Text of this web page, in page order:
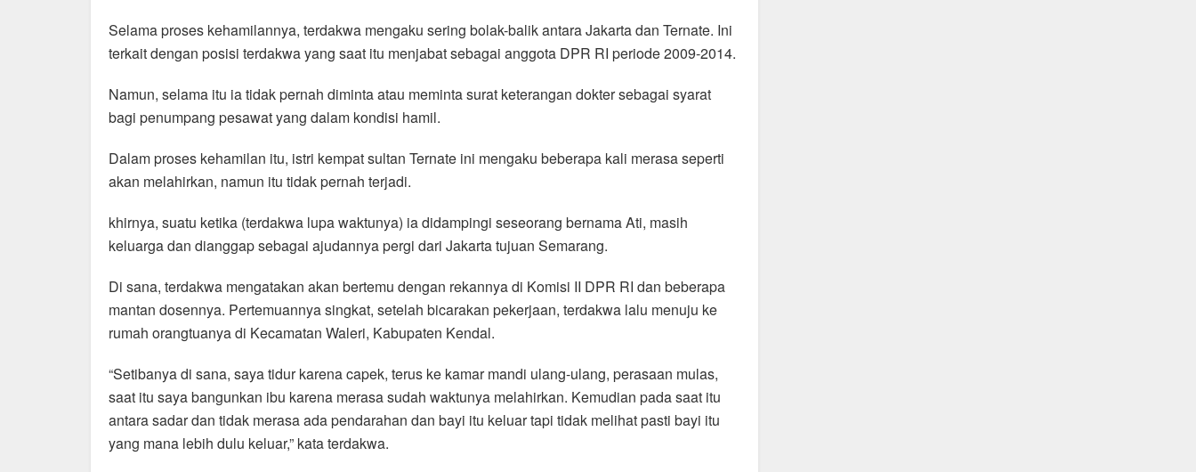
Selama proses kehamilannya, terdakwa mengaku sering bolak-balik antara Jakarta dan Ternate. Ini
terkait dengan posisi terdakwa yang saat itu menjabat sebagai anggota DPR RI periode 2009-2014.
Namun, selama itu ia tidak pernah diminta atau meminta surat keterangan dokter sebagai syarat
bagi penumpang pesawat yang dalam kondisi hamil.
Dalam proses kehamilan itu, istri kempat sultan Ternate ini mengaku beberapa kali merasa seperti
akan melahirkan, namun itu tidak pernah terjadi.
khirnya, suatu ketika (terdakwa lupa waktunya) ia didampingi seseorang bernama Ati, masih
keluarga dan dianggap sebagai ajudannya pergi dari Jakarta tujuan Semarang.
Di sana, terdakwa mengatakan akan bertemu dengan rekannya di Komisi II DPR RI dan beberapa
mantan dosennya. Pertemuannya singkat, setelah bicarakan pekerjaan, terdakwa lalu menuju ke
rumah orangtuanya di Kecamatan Waleri, Kabupaten Kendal.
“Setibanya di sana, saya tidur karena capek, terus ke kamar mandi ulang-ulang, perasaan mulas,
saat itu saya bangunkan ibu karena merasa sudah waktunya melahirkan. Kemudian pada saat itu
antara sadar dan tidak merasa ada pendarahan dan bayi itu keluar tapi tidak melihat pasti bayi itu
yang mana lebih dulu keluar,” kata terdakwa.